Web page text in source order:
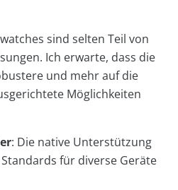
sind selten Teil von
Ich erwarte, dass die
und mehr auf die
Möglichkeiten
: Die native Unterstützung
für diverse Geräte